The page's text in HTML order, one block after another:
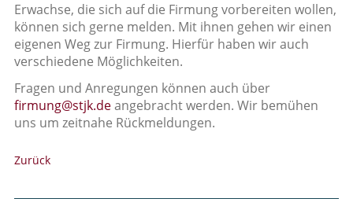
Erwachse, die sich auf die Firmung vorbereiten wollen,
können sich gerne melden. Mit ihnen gehen wir einen
eigenen Weg zur Firmung. Hierfür haben wir auch
verschiedene Möglichkeiten.
Fragen und Anregungen können auch über
firmung@stjk.deangebracht werden. Wir bemühen
uns um zeitnahe Rückmeldungen.
Zurück